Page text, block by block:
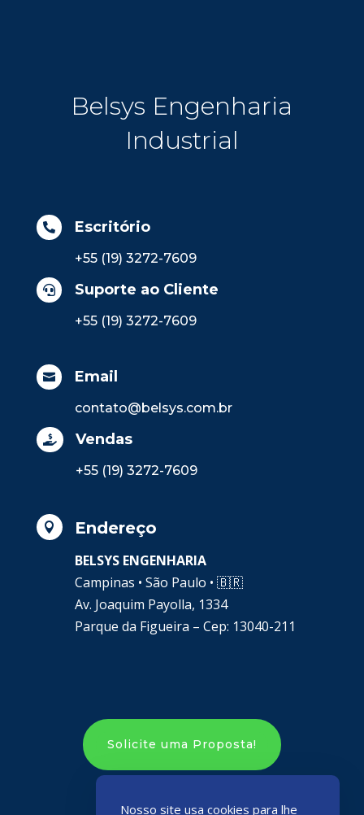
Belsys Engenharia
Industrial
 Escritório
+55 (19) 3272-7609
 Suporte ao Cliente
+55 (19) 3272-7609
 Email
contato@belsys.com.br
 Vendas
+55 (19) 3272-7609
 Endereço
BELSYS ENGENHARIA
Campinas • São Paulo • 🇧🇷
Av. Joaquim Payolla, 1334
Parque da Figueira – Cep: 13040-211
Solicite uma Proposta!
Nosso site usa cookies para lhe